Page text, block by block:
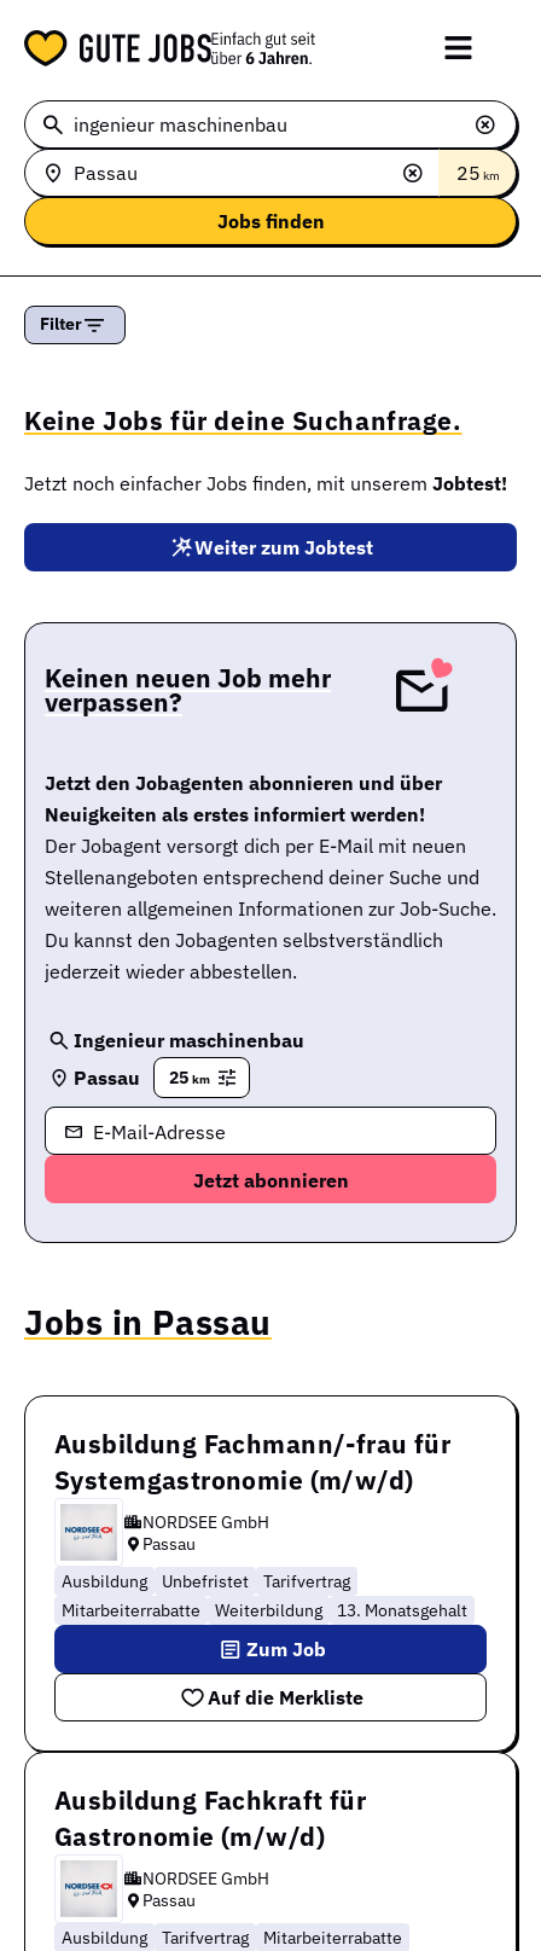
25 km
Filter
Keine Jobs für deine Suchanfrage.
Jetzt noch einfacher Jobs finden, mit unserem Jobtest!
Weiter zum Jobtest
Keinen neuen Job mehr
verpassen?
Jetzt den Jobagenten abonnieren und über
Neuigkeiten als erstes informiert werden!
Der Jobagent versorgt dich per E-Mail mit neuen
Stellenangeboten entsprechend deiner Suche und
weiteren allgemeinen Informationen zur Job-Suche.
Du kannst den Jobagenten selbstverständlich
jederzeit wieder abbestellen.
Ingenieur maschinenbau
Passau
25 km
E-Mail-Adresse
Jobs in Passau
Ausbildung Fachmann/-frau für
Systemgastronomie (m/w/d)
NORDSEE GmbH
Passau
Ausbildung
Unbefristet
Tarifvertrag
Mitarbeiterrabatte
Weiterbildung 13. Monatsgehalt
Auf die Merkliste
Zum Job
Ausbildung Fachkraft für
Gastronomie (m/w/d)
NORDSEE GmbH
Passau
Ausbildung
Tarifvertrag
Mitarbeiterrabatte